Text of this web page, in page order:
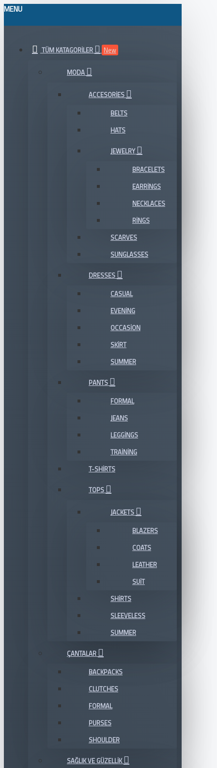
MENU
TÜM KATAGORILER New
MODA
ACCESORIES
BELTS
HATS
JEWELRY
BRACELETS
EARRINGS
NECKLACES
RINGS
SCARVES
SUNGLASSES
DRESSES
CASUAL
EVENING
OCCASION
SKIRT
SUMMER
PANTS
FORMAL
JEANS
LEGGINGS
TRAINING
T-SHIRTS
TOPS
JACKETS
BLAZERS
COATS
LEATHER
SUIT
SHIRTS
SLEEVELESS
SUMMER
ÇANTALAR
BACKPACKS
CLUTCHES
FORMAL
PURSES
SHOULDER
SAĞLIK VE GÜZELLIK